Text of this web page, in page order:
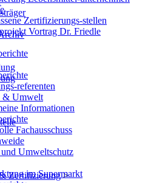
Zertifizierung >
Zertifizierungs-stellen
Vortrag Dr. Friedle
referenten
& Umwelt
Informationen
Fachausschuss
Umweltschutz
im Supermarkt